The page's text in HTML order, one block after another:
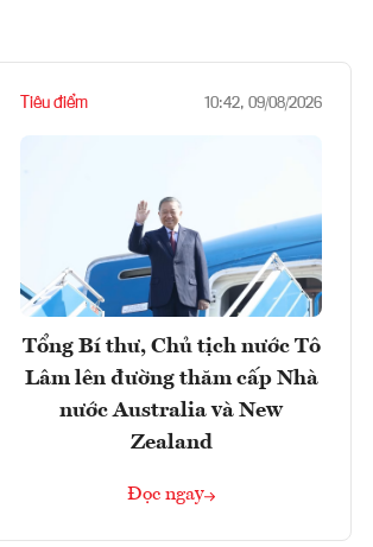
Tiêu điểm 10:42, 09/08/2026
Tổng Bí thư, Chủ tịch nước Tô
Lâm lên đường thăm cấp Nhà
nước Australia và New
Zealand
Đọc ngay